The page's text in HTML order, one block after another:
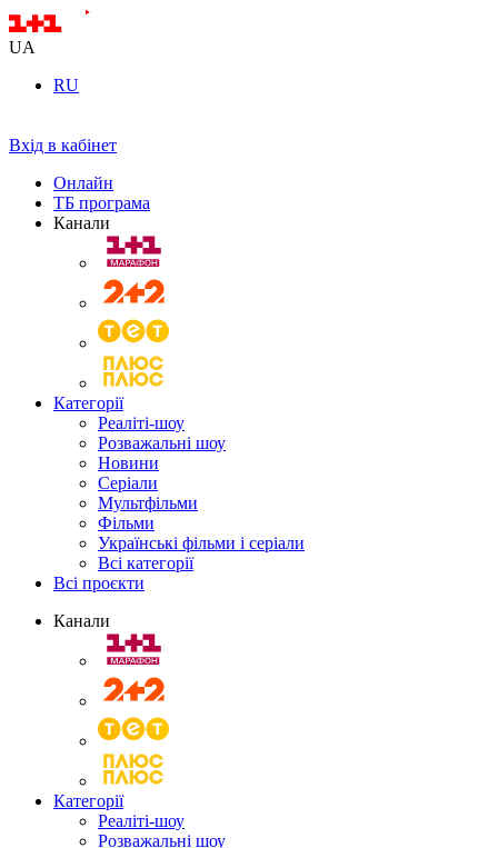
UA
RU
Вхід в кабінет
Онлайн
ТБ програма
Канали
Категорії
Реаліті-шоу
Розважальні шоу
Новини
Серіали
Мультфільми
Фільми
Українські фільми і серіали
Всі категорії
Всі проєкти
Канали
Категорії
Реаліті-шоу
Розважальні шоу